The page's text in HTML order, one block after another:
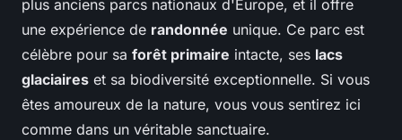
plus anciens parcs nationaux d'Europe, et il offre
une expérience de randonnée unique. Ce parc est
célèbre pour sa forêt primaire intacte, ses lacs
glaciaires et sa biodiversité exceptionnelle. Si vous
êtes amoureux de la nature, vous vous sentirez ici
comme dans un véritable sanctuaire.